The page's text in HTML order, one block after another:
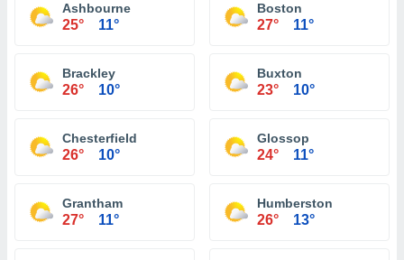
Ashbourne
25° 11°
Boston
27° 11°
Brackley
26° 10°
Buxton
23° 10°
Chesterfield
26° 10°
Glossop
24° 11°
Grantham
27° 11°
Humberston
26° 13°